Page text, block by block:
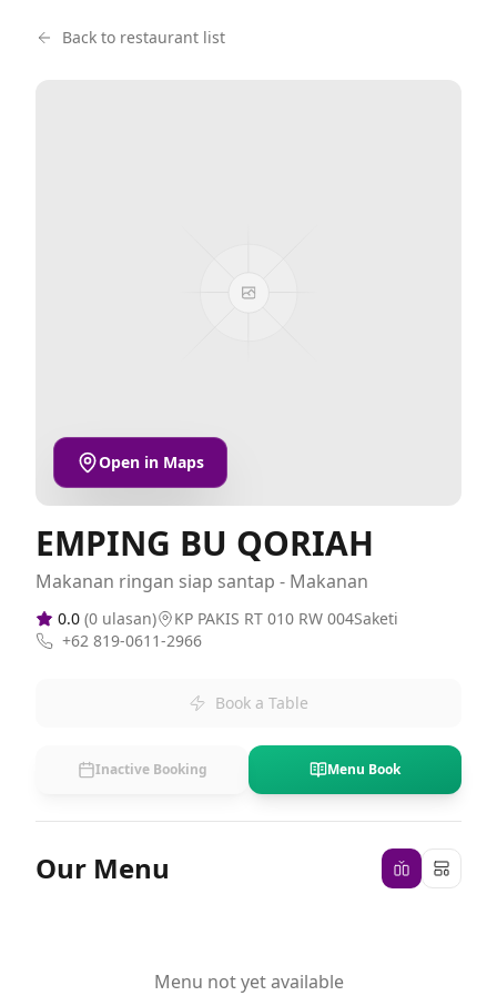
Back to restaurant list
Open in Maps
EMPING BU QORIAH
Makanan ringan siap santap - Makanan
0.0 (0 ulasan)
KP PAKIS RT 010 RW 004Saketi
+62 819-0611-2966
Book a Table
Inactive Booking Menu Book
Our Menu
Menu not yet available